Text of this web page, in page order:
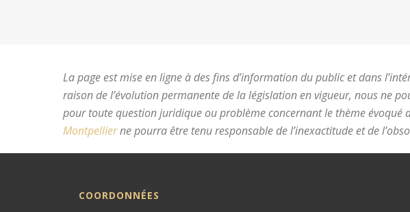
La page est mise en ligne à des fins d’information du public et dans
raison de l’évolution permanente de la législation en vigueur, nous ne
pour toute question juridique ou problème concernant le thème évoqué
Montpellierne pourra être tenu responsable de l’inexactitude et de
COORDONNÉES